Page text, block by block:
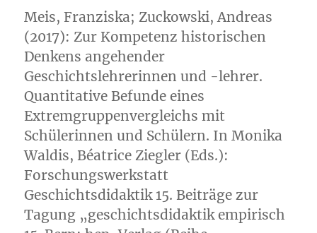
Universität
Bielefeld
am
27.6.2018
Meis, Franziska; Zuckowski, Andreas
(2017): Zur Kompetenz historischen
Denkens angehender
Geschichtslehrerinnen und -lehrer.
Quantitative Befunde eines
Extremgruppenvergleichs mit
Schülerinnen und Schülern. In Monika
Waldis, Béatrice Ziegler (Eds.):
Forschungswerkstatt
Geschichtsdidaktik 15. Beiträge zur
Tagung „geschichtsdidaktik empirisch